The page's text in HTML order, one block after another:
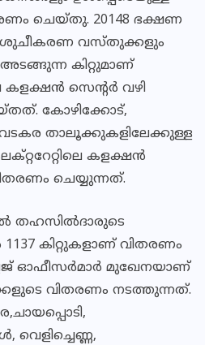
ചെയ്തു. 20148 ഭക്ഷണ
ശുചീകരണ വസ്തുക്കളും
കിറ്റുമാണ്
കളക്ഷന്‍ സെന്റര്‍ വഴി
കോഴിക്കോട്,
വടകര താലൂക്കുകളിലേക്കുള്ള
കളക്ഷന്‍
ചെയ്യുന്നത്.
തഹസില്‍ദാരുടെ
കിറ്റുകളാണ് വിതരണം
ഓഫീസര്‍മാര്‍ മുഖേനയാണ്
വിതരണം നടത്തുന്നത്.
വെളിച്ചെണ്ണ,